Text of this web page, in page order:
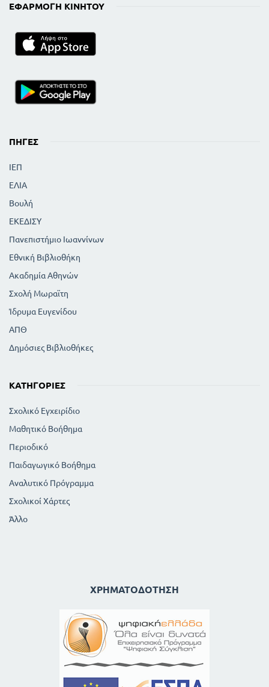
ΕΦΑΡΜΟΓΉ ΚΙΝΗΤΟΎ
ΠΗΓΈΣ
ΙΕΠ
ΕΛΙΑ
Βουλή
ΕΚΕΔΙΣΥ
Πανεπιστήμιο Ιωαννίνων
Εθνική Βιβλιοθήκη
Ακαδημία Αθηνών
Σχολή Μωραϊτη
Ίδρυμα Ευγενίδου
ΑΠΘ
Δημόσιες Βιβλιοθήκες
ΚΑΤΗΓΟΡΊΕΣ
Σχολικό Εγχειρίδιο
Μαθητικό Βοήθημα
Περιοδικό
Παιδαγωγικό Βοήθημα
Αναλυτικό Πρόγραμμα
Σχολικοί Χάρτες
Άλλο
ΧΡΗΜΑΤΟΔΌΤΗΣΗ